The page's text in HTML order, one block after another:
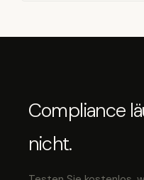
Compliance
nicht.